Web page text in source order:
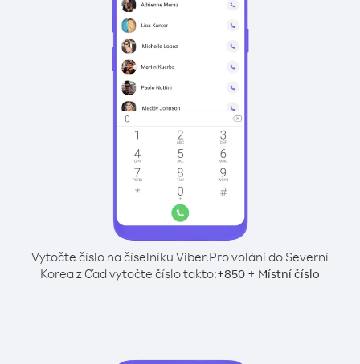
Vytočte číslo na číselníku Viber.Pro volání do Severní
Korea z Čad vytočte číslo takto:+850 + Místní číslo